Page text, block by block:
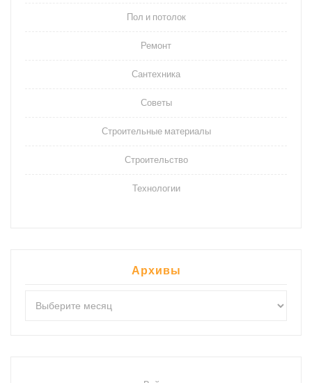
Пол и потолок
Ремонт
Сантехника
Советы
Строительные материалы
Строительство
Технологии
Архивы